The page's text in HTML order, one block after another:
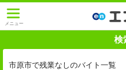
メニュー
検
市原市で残業なしのバイト一覧